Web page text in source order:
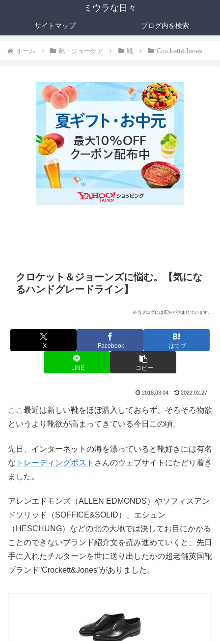
ミウラな日々
サイトマップ ブログ内を検索
ホーム 靴・シューケア 靴 Crockett&Jones
クロケット＆ジョーンズに悩む。【気にな
るハンドグレードライン】
※当ブログには広告が含まれています。
X Facebook はてブ
LINE コピー
2018.03.04 2022.02.27
ここ最近は新しい靴をほぼ購入しておらず、そろそろ物欲
というより靴欲が高まってきている今日この頃。
先日、インターネットの海を漂っていると靴好きには有名
な トレーディングポスト さんのウェブサイトにたどり着き
ました。
アレンエドモンズ（ALLEN EDMONDS）やソフィスアン
ドソリッド（SOFFICE&SOLID）、エシュン
（HESCHUNG）などの北の大地では決してお目にかかる
ことのできないブランド紹介文を読み進めていくと、先日
手に入れたチルターンを世に送り出したかの超老舗英国靴
ブランド”Crockett&Jones”がありました。